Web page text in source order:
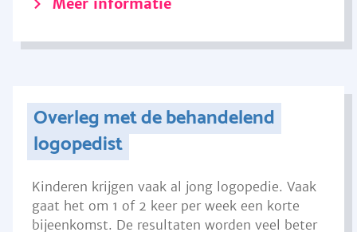
Overleg met de behandelend
logopedist
Kinderen krijgen vaak al jong logopedie. Vaak
gaat het om 1 of 2 keer per week een korte
bijeenkomst. De resultaten worden veel beter